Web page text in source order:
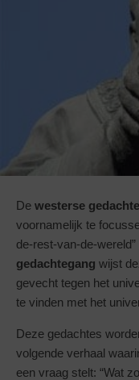
De westerse
voornamelijk te
de-rest-van-de-
gedachtegang wijst
gevecht tegen het
te vinden met het
Deze gedachtes
volgende verhaal
een vraag stelt: “Wat